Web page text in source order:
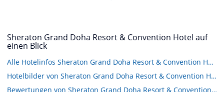
Sheraton Grand Doha Resort & Convention Hotel auf
einen Blick
Alle Hotelinfos Sheraton Grand Doha Resort & Convention Hotel
Hotelbilder von Sheraton Grand Doha Resort & Convention Hotel
Bewertungen von Sheraton Grand Doha Resort & Convention Hotel